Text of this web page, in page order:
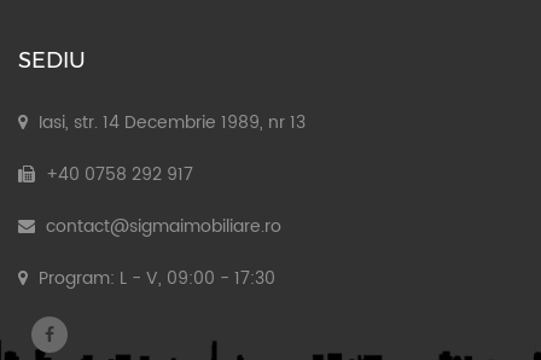
SEDIU
Iasi, str. 14 Decembrie 1989, nr 13
+40 0758 292 917
contact@sigmaimobiliare.ro
Program: L - V, 09:00 - 17:30